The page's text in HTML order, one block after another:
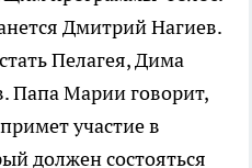
Дмитрий Нагиев.
Пелагея, Дима
Папа Марии говорит,
участие в
должен состояться